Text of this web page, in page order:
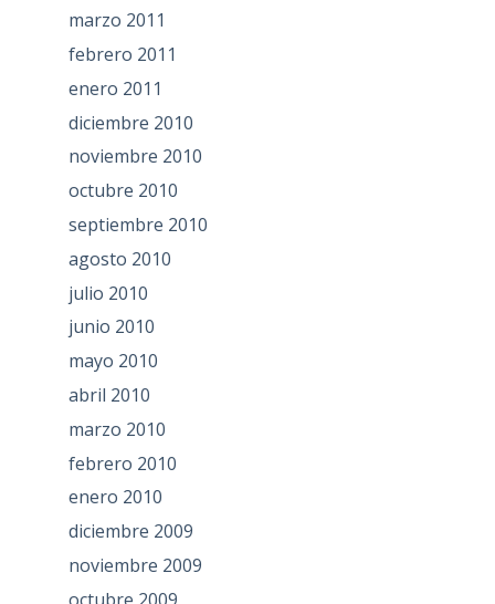
marzo 2011
febrero 2011
enero 2011
diciembre 2010
noviembre 2010
octubre 2010
septiembre 2010
agosto 2010
julio 2010
junio 2010
mayo 2010
abril 2010
marzo 2010
febrero 2010
enero 2010
diciembre 2009
noviembre 2009